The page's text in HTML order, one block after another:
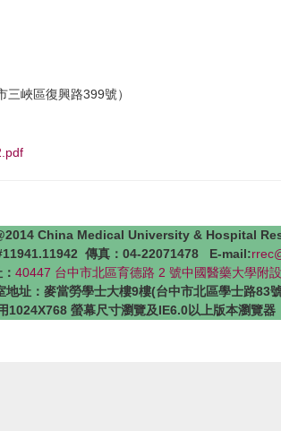
峽區復興路399號）
China Medical University & Hospital
傳真：04-22071478 E-mail:
40447 台中市北區育德路 2 號中國醫藥大學附
地址：麥當勞學士大樓9樓(台中市北區學士路83
1024X768 螢幕尺寸瀏覽及IE6.0以上版本瀏覽器